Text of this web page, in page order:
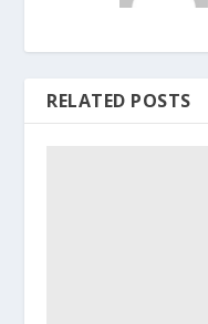
RELATED POSTS